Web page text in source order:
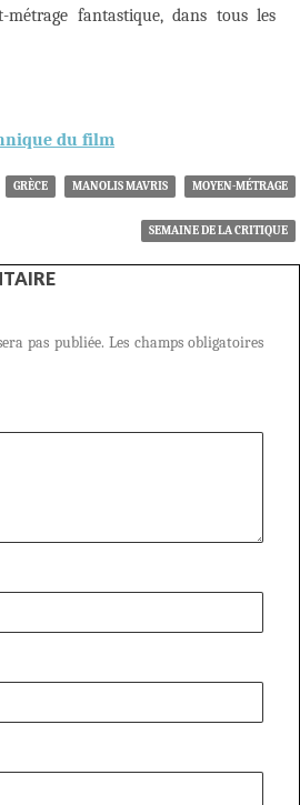
fantastique, dans tous les
du film
GRÈCE MANOLIS MAVRIS MOYEN-MÉTRAGE
SEMAINE DE LA CRITIQUE
pas publiée. Les champs obligatoires